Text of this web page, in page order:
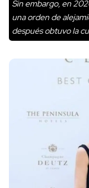
Sin embargo, en
una orden de
después obtuvo la